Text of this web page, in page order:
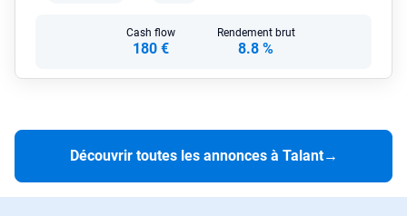
Cash flow
180 €
Rendement brut
8.8 %
Découvrir toutes les annonces à Talant→